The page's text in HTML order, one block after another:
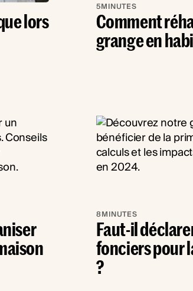
lors
5MINUTES
Comment
grange en
8MINUTES
Faut-il
fonciers pour
?